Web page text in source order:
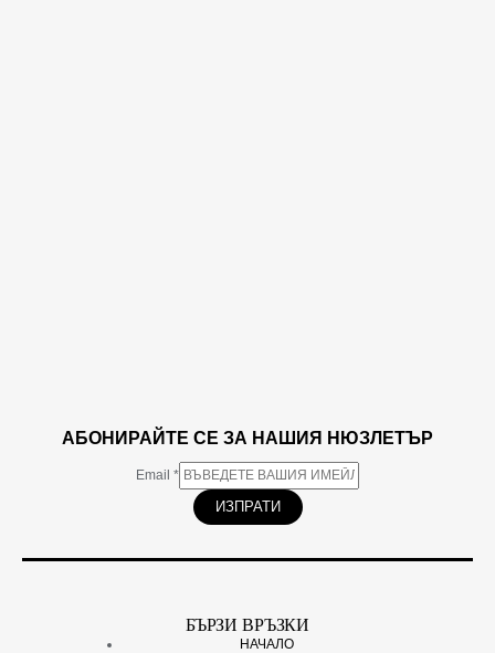
АБОНИРАЙТЕ СЕ ЗА НАШИЯ НЮЗЛЕТЪР
Email *
ИЗПРАТИ
БЪРЗИ ВРЪЗКИ
НАЧАЛО